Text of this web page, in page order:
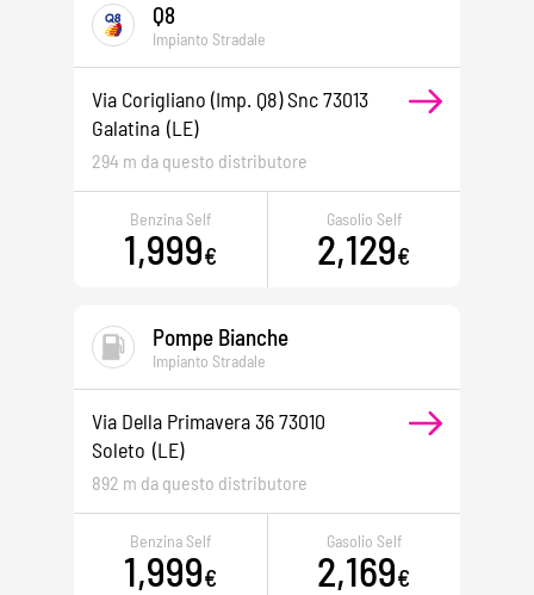
Q8
Impianto Stradale
Via Corigliano (imp. Q8) Snc 73013
Galatina (LE)
294 m da questo distributore
Benzina Self
1,999€
Gasolio Self
2,129€
Pompe Bianche
Impianto Stradale
Via Della Primavera 36 73010
Soleto (LE)
892 m da questo distributore
Benzina Self
1,999€
Gasolio Self
2,169€